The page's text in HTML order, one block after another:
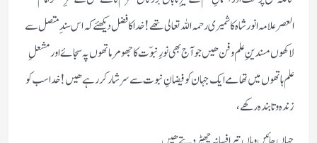
العصر علامہ انور شاہ کاشمیری رحمہ اللہ تعالی تھے! خدا کا فضل دیکھئے کہ اس سندِ متصل سے
لاکھوں مسندین ِ علم و فن ھیں جو آج بھی نورِ نبوّت کا جھومر ماتھوں پہ سجائے اور مشعلِ
علم ہاتھوں میں تھامے ایک جہان کو فیضانِ نبوت سے سرشار کر رہے ھیں! خدا سب کو
زندہ و تابندہ رکھے ،